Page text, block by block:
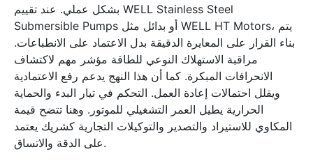
بشكل عملي. عند تقييم WELL Stainless Steel
Submersible Pumps أو بدائل مثل WELL HT Motors، يتم
بناء القرار على المعايرة الدقيقة بدل الاعتماد على الانطباعات.
مراقبة الاستهلاك النوعي للطاقة مؤشر مهم لاكتشاف
الانحرافات المبكرة. كما أن هذا النهج يدعم رفع الاعتمادية
ويقلل احتمالات إعادة العمل. التحكم في تيار البدء والحماية
الحرارية يطيل العمر التشغيلي للموتور. وهنا تتضح قيمة
المكاوي للاستيراد والتصدير والتوكيلات التجارية كشريك يعتمد
على الدقة والاتساق.